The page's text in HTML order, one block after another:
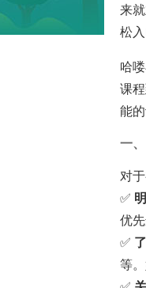
来
松
哈
课
能
一
对
✅
优
✅
等